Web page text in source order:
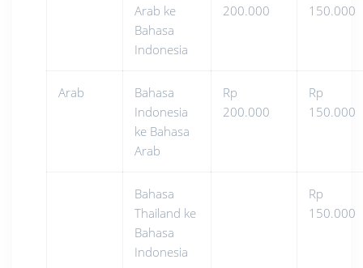
Arab ke
Bahasa
Indonesia
200.000
150.000
Arab
Bahasa
Indonesia
ke Bahasa
Arab
Rp
200.000
Rp
150.000
Bahasa
Thailand ke
Bahasa
Indonesia
Rp
150.000